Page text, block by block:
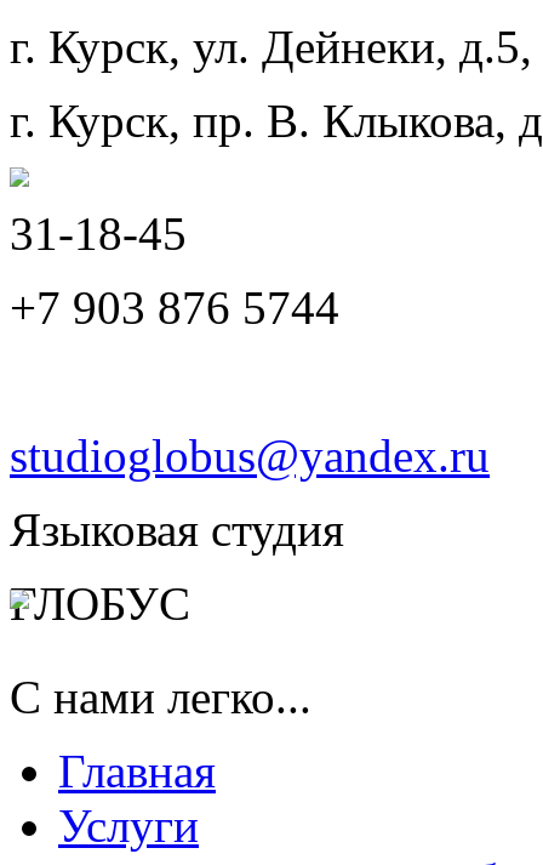
г. Курск, ул. Дейнеки,
г. Курск, пр. В. Клыкова,
31-18-45
+7 903 876 5744
studioglobus@yandex.ru
Языковая студия
ГЛОБУС
С нами легко...
Главная
Услуги